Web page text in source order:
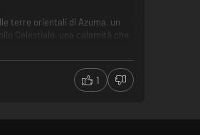
terre orientali di Azuma, un
Celestiale, una calamità che
divinità della natura. Il
con un sogno misterioso,
un'antica arte che fonde
1